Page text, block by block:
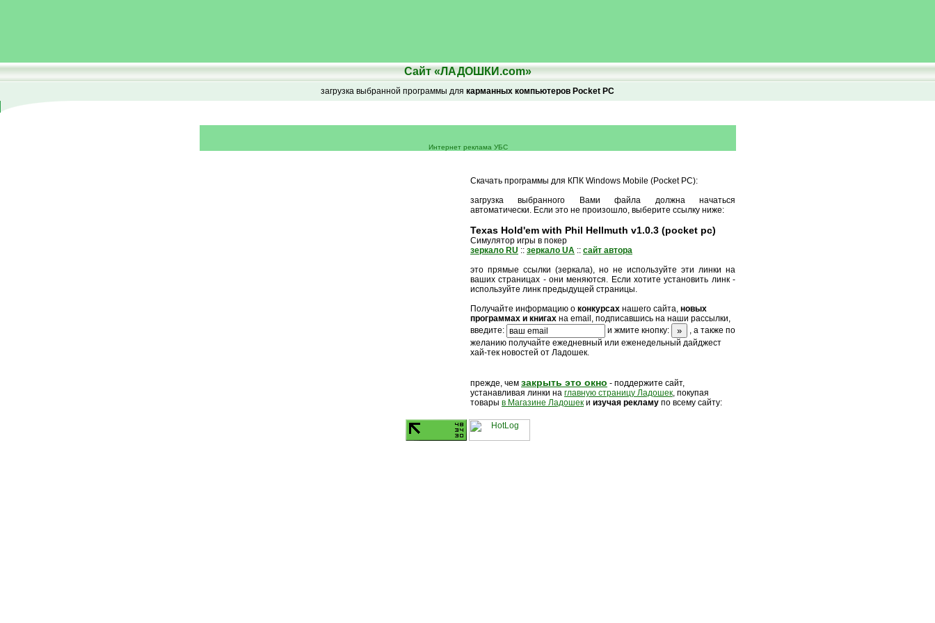
Сайт «ЛАДОШКИ.com»
загрузка выбранной программы для карманных компьютеров Pocket PC
Интернет реклама УБС
Скачать программы для КПК Windows Mobile (Pocket PC):
загрузка выбранного Вами файла должна начаться
автоматически. Если это не произошло, выберите ссылку ниже:
Texas Hold'em with Phil Hellmuth v1.0.3 (pocket pc)
Симулятор игры в покер
зеркало RU :: зеркало UA :: сайт автора
это прямые ссылки (зеркала), но не используйте эти линки на
ваших страницах - они меняются. Если хотите установить линк -
используйте линк предыдущей страницы.
Получайте информацию о конкурсах нашего сайта, новых
программах и книгах на email, подписавшись на наши рассылки,
введите:
и жмите кнопку:
, а также по
желанию получайте ежедневный или еженедельный дайджест
хай-тек новостей от Ладошек.
прежде, чем закрыть это окно - поддержите сайт,
устанавливая линки на главную страницу Ладошек, покупая
товары в Магазине Ладошек и изучая рекламу по всему сайту: